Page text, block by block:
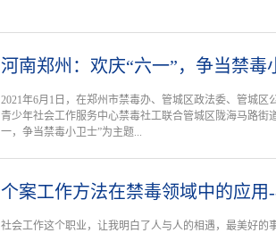
河南郑州：欢庆“六一”，争当禁毒
2021年6月1日，在郑州市禁毒办、管城区政法委、管城
青少年社会工作服务中心禁毒社工联合管城区陇海马路街
一，争当禁毒小卫士”为主题...
个案工作方法在禁毒领域中的应用
社会工作这个职业，让我明白了人与人的相遇，最美好的